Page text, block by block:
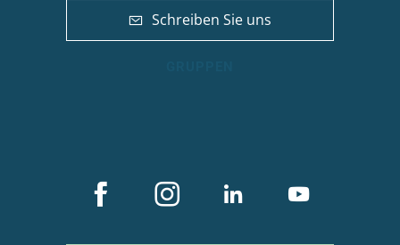
Schreiben Sie uns